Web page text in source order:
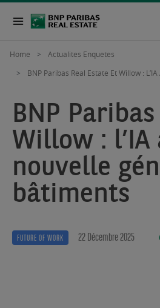
Home
Actualites Enquetes
BNP Paribas Real Estate Et Willow :
BNP
Willow : l’IA
nouvelle
bâtiments
FUTURE OF WORK 22 Décembre 2025